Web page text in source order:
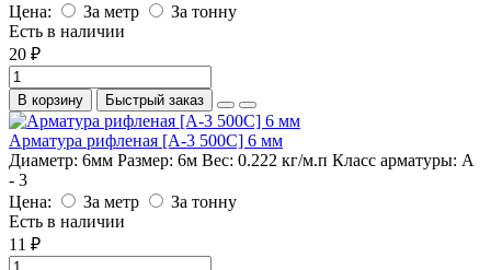
Цена:
За метр
За тонну
Есть в наличии
20 ₽
В корзину Быстрый заказ
Арматура рифленая [А-3 500С] 6 мм
Диаметр: 6мм Размер: 6м Вес: 0.222 кг/м.п Класс арматуры: А
- 3
Цена:
За метр
За тонну
Есть в наличии
11 ₽